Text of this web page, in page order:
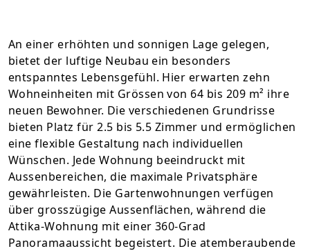
An einer erhöhten und sonnigen Lage gelegen,
bietet der luftige Neubau ein besonders
entspanntes Lebensgefühl. Hier erwarten zehn
Wohneinheiten mit Grössen von 64 bis 209 m² ihre
neuen Bewohner. Die verschiedenen Grundrisse
bieten Platz für 2.5 bis 5.5 Zimmer und ermöglichen
eine flexible Gestaltung nach individuellen
Wünschen. Jede Wohnung beeindruckt mit
Aussenbereichen, die maximale Privatsphäre
gewährleisten. Die Gartenwohnungen verfügen
über grosszügige Aussenflächen, während die
Attika-Wohnung mit einer 360-Grad
Panoramaaussicht begeistert. Die atemberaubende